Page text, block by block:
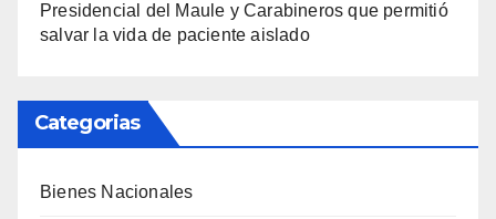
Presidencial del Maule y Carabineros que permitió
salvar la vida de paciente aislado
Categorias
Bienes Nacionales